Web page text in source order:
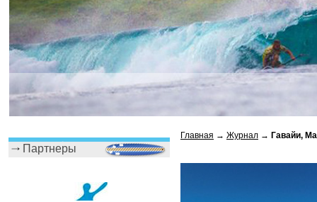
Партнеры
Главная → Журнал → Гавайи,